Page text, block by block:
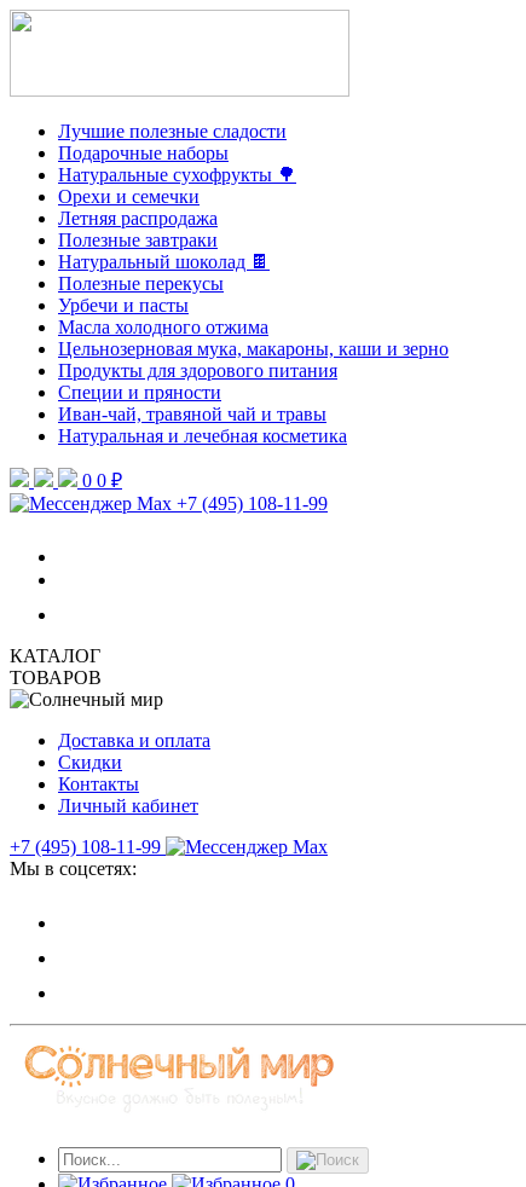
Лучшие полезные сладости
Подарочные наборы
Натуральные сухофрукты 🌳
Орехи и семечки
Летняя распродажа
Полезные завтраки
Натуральный шоколад 🍫
Полезные перекусы
Урбечи и пасты
Масла холодного отжима
Цельнозерновая мука, макароны, каши и зерно
Продукты для здорового питания
Специи и пряности
Иван-чай, травяной чай и травы
Натуральная и лечебная косметика
0 0 ₽
+7 (495) 108-11-99
КАТАЛОГ
ТОВАРОВ
Доставка и оплата
Скидки
Контакты
Личный кабинет
+7 (495) 108-11-99
Мы в соцсетях: